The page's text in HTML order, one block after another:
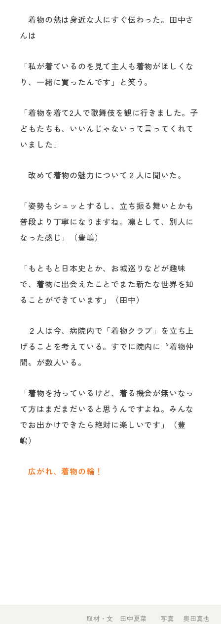
着物の熱は身近な人にすぐ伝わった。田中さ
んは
「私が着ているのを見て主人も着物がほしくな
り、一緒に買ったんです」と笑う。
「着物を着て2人で歌舞伎を観に行きました。子
どもたちも、いいんじゃないって言ってくれて
いました」
改めて着物の魅力について２人に聞いた。
「姿勢もシュッとするし、立ち振る舞いとかも
普段より丁寧になりますね。凛として、別人に
なった感じ」（豊嶋）
「もともと日本史とか、お城巡りなどが趣味
で、着物に出会えたことでまた新たな世界を知
ることができています」（田中）
２人は今、病院内で「着物クラブ」を立ち上
げることを考えている。すでに院内に〝着物仲
間〟が数人いる。
「着物を持っているけど、着る機会が無いなっ
て方はまだまだいると思うんですよね。みんな
でお出かけできたら絶対に楽しいです」（豊
嶋）
広がれ、着物の輪！
取材・文 田中夏菜 写真 奥田真也